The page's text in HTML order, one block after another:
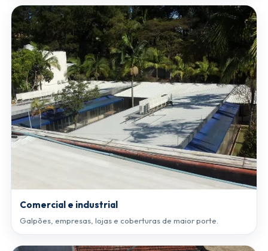
Comercial e industrial
Galpões, empresas, lojas e coberturas de maior porte.